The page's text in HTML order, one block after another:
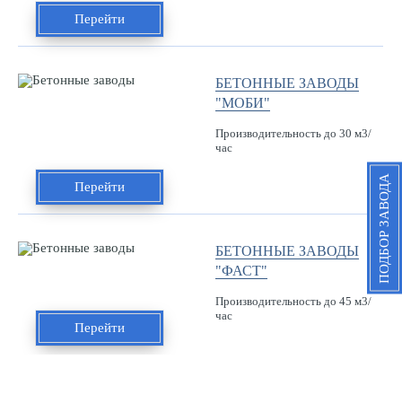
Перейти
БЕТОННЫЕ ЗАВОДЫ
"МОБИ"
Производительность до 30 м3/
час
Перейти
БЕТОННЫЕ ЗАВОДЫ
"ФАСТ"
Производительность до 45 м3/
час
Перейти
ПОДБОР ЗАВОДА